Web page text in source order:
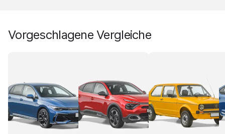
Vorgeschlagene Vergleiche